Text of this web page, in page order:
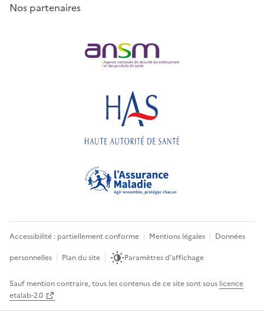
Nos partenaires
Accessibilité : partiellement conforme Mentions légales
Données
personnelles
Plan du site Paramètres d'affichage
Sauf mention contraire, tous les contenus de ce site sont sous licence
etalab-2.0